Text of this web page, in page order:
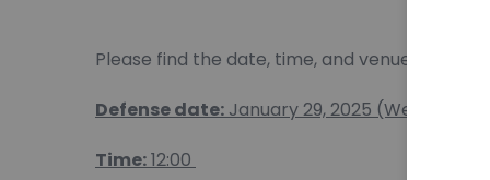
Please find the date, time, and venue of the
Defense date: January 29, 2025 (Wednesday)
Time:12:00